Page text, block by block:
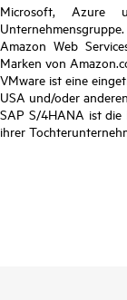
Microsoft, Azure
Unternehmensgruppe.
Amazon Web
Marken von
VMware ist eine
USA und/oder
SAP S/4HANA ist die
ihrer